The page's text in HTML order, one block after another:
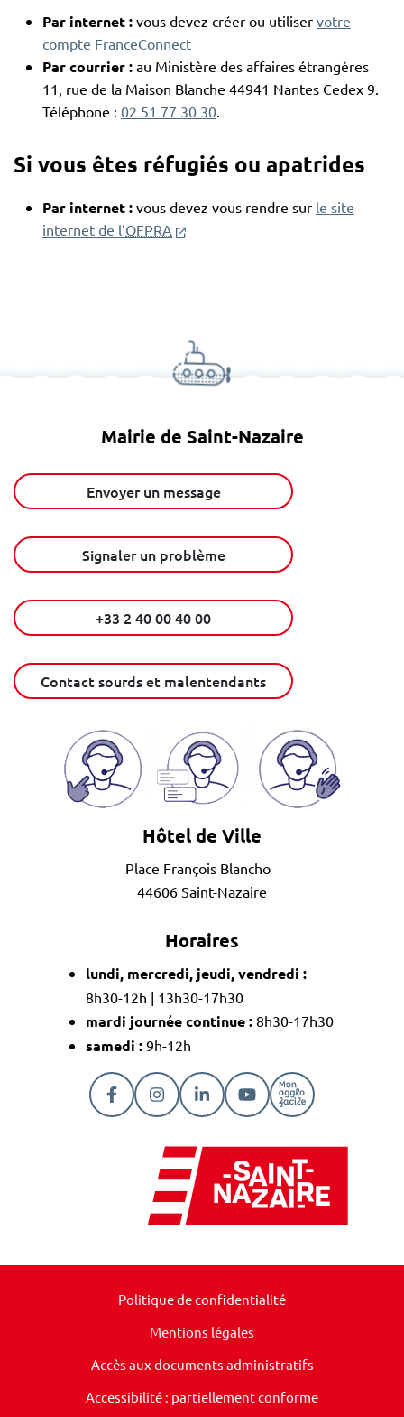
Par internet : vous devez créer ou utiliser votre
compte FranceConnect
Par courrier : au Ministère des affaires étrangères
11, rue de la Maison Blanche 44941 Nantes Cedex 9.
Téléphone : 02 51 77 30 30
Si vous êtes réfugiés ou apatrides
Par internet : vous devez vous rendre sur le site
internet de l’OFPRA (nouvelle fenêtre)
Mairie de Saint-Nazaire
Envoyer un message
Signaler un problème
+33 2 40 00 40 00
Contact sourds et malentendants
Hôtel de Ville
Place François Blancho
44606 Saint-Nazaire
Horaires
lundi, mercredi, jeudi, vendredi :
8h30-12h | 13h30-17h30
mardi journée continue : 8h30-17h30
samedi : 9h-12h
Lien vers le compte Facebook
Lien vers le compte Instagram
Lien vers le compte
Lien vers la chaîne
Lien vers la
Politique de confidentialité
Mentions légales
Accès aux documents administratifs
Accessibilité : partiellement conforme